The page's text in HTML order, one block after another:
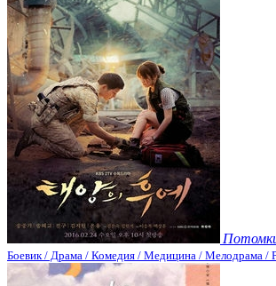
Боевик / Драма / Комедия / Медицина / Мелодрама /